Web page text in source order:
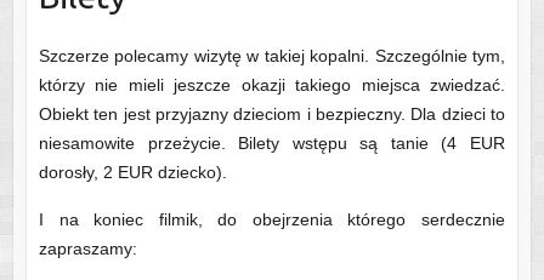
Szczerze polecamy wizytę w takiej kopalni. Szczególnie tym,
którzy nie mieli jeszcze okazji takiego miejsca zwiedzać.
Obiekt ten jest przyjazny dzieciom i bezpieczny. Dla dzieci to
niesamowite przeżycie. Bilety wstępu są tanie (4 EUR
dorosły, 2 EUR dziecko).
I na koniec filmik, do obejrzenia którego serdecznie
zapraszamy: